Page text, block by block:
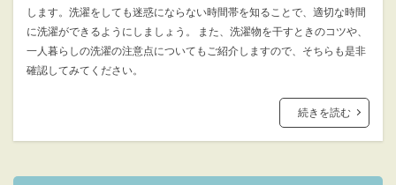
します。洗濯をしても迷惑にならない時間帯を知ることで、適切な時間
に洗濯ができるようにしましょう。 また、洗濯物を干すときのコツや、
一人暮らしの洗濯の注意点についてもご紹介しますので、そちらも是非
確認してみてください。
続きを読む